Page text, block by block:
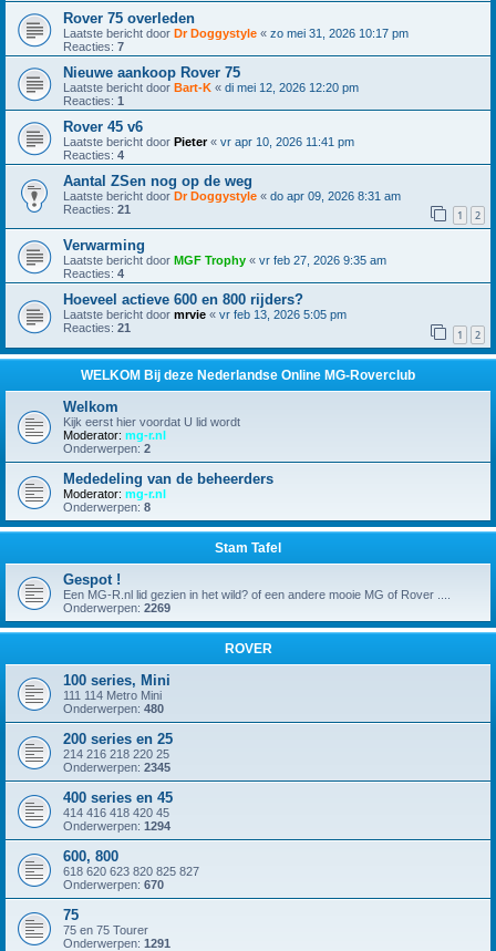
Rover 75 overleden
Laatste bericht door Dr Doggystyle « zo mei 31, 2026 10:17 pm
Reacties: 7
Nieuwe aankoop Rover 75
Laatste bericht door Bart-K « di mei 12, 2026 12:20 pm
Reacties: 1
Rover 45 v6
Laatste bericht door Pieter« vr apr 10, 2026 11:41 pm
Reacties: 4
Aantal ZSen nog op de weg
Laatste bericht door Dr Doggystyle « do apr 09, 2026 8:31 am
Reacties: 21 1 2
Verwarming
Laatste bericht door MGF Trophy « vr feb 27, 2026 9:35 am
Reacties: 4
Hoeveel actieve 600 en 800 rijders?
Laatste bericht door mrvie « vr feb 13, 2026 5:05 pm
Reacties: 21 1 2
WELKOM Bij deze Nederlandse Online MG-Roverclub
Welkom
Kijk eerst hier voordat U lid wordt
Moderator: mg-r.nl
Onderwerpen: 2
Mededeling van de beheerders
Moderator: mg-r.nl
Onderwerpen: 8
Stam Tafel
Gespot !
Een MG-R.nl lid gezien in het wild? of een andere mooie MG of Rover ....
Onderwerpen: 2269
ROVER
100 series, Mini
111 114 Metro Mini
Onderwerpen: 480
200 series en 25
214 216 218 220 25
Onderwerpen: 2345
400 series en 45
414 416 418 420 45
Onderwerpen: 1294
600, 800
618 620 623 820 825 827
Onderwerpen: 670
75
75 en 75 Tourer
Onderwerpen: 1291